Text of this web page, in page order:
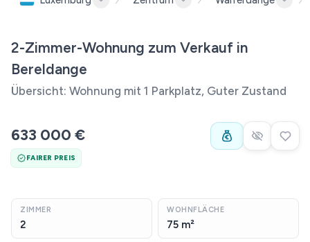
2-Zimmer-Wohnung zum Verkauf in
Bereldange
Übersicht: Wohnung mit 1 Parkplatz, Guter Zustand
633 000 €
FAIRER PREIS
ZIMMER
2
WOHNFLÄCHE
75 m²